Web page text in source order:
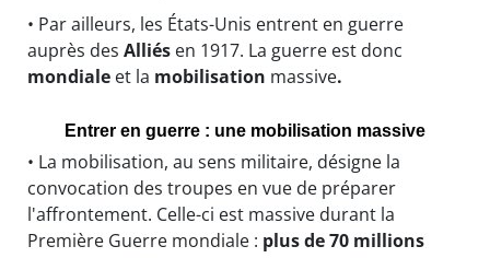
• Par ailleurs, les États-Unis entrent en guerre
auprès des Alliés en 1917. La guerre est donc
mondiale et la mobilisation massive.
Entrer en guerre : une mobilisation massive
• La mobilisation, au sens militaire, désigne la
convocation des troupes en vue de préparer
l'affrontement. Celle-ci est massive durant la
Première Guerre mondiale : plus de 70 millions